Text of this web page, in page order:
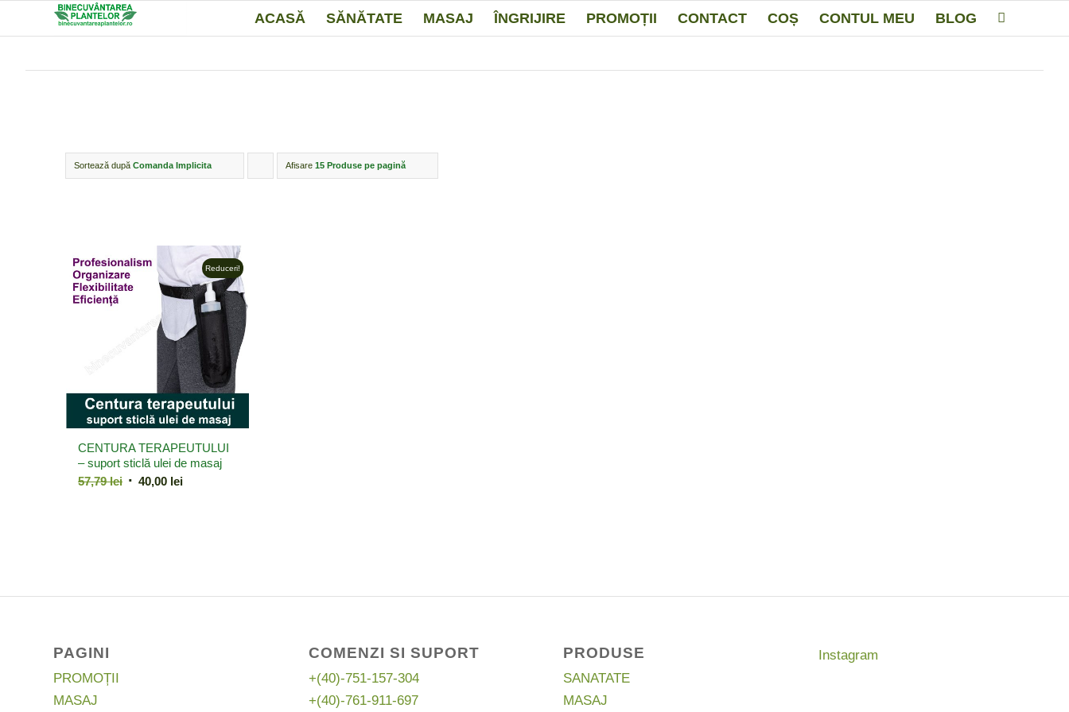
ACASĂ SĂNĂTATE MASAJ ÎNGRIJIRE PROMOȚII CONTACT COȘ CONTUL MEU BLOG
Sortează după Comanda Implicita Click
Afisare 15 Produse pe pagină
CENTURA TERAPEUTULUI
– suport sticlă ulei de masaj
57,79lei Prețul
40,00 leiPrețul
Reduceri!
PAGINI
PROMOȚII
MASAJ
COMENZI SI SUPORT
+(40)-751-157-304
+(40)-761-911-697
PRODUSE
SANATATE
MASAJ
Instagram